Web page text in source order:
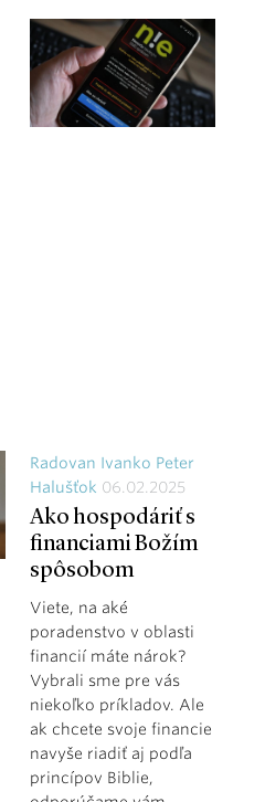
Radovan Ivanko Peter
Halušťok 06.02.2025
Ako hospodáriť s
financiami Božím
spôsobom
Viete, na aké
poradenstvo v oblasti
financií máte nárok?
Vybrali sme pre vás
niekoľko príkladov. Ale
ak chcete svoje financie
navyše riadiť aj podľa
princípov Biblie,